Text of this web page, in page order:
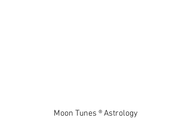
Moon Tunes ® Astrology